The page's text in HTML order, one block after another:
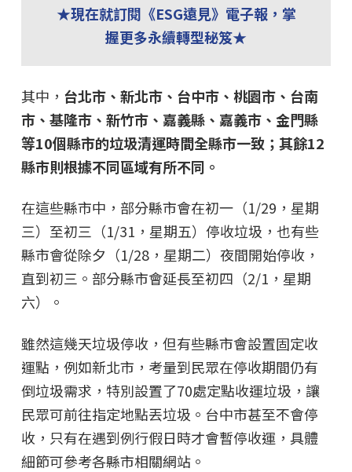
★現在就訂閱《ESG遠見》電子報，掌
握更多永續轉型秘笈★
其中， 台北市、新北市、台中市、桃園市、台南
市、基隆市、新竹市、嘉義縣、嘉義市、金門縣
等10個縣市的垃圾清運時間全縣市一致；其餘12
縣市則根據不同區域有所不同。
在這些縣市中，部分縣市會在初一（1/29，星期
三）至初三（1/31，星期五）停收垃圾，也有些
縣市會從除夕（1/28，星期二）夜間開始停收，
直到初三。部分縣市會延長至初四（2/1，星期
六）。
雖然這幾天垃圾停收，但有些縣市會設置固定收
運點，例如新北市，考量到民眾在停收期間仍有
倒垃圾需求，特別設置了70處定點收運垃圾，讓
民眾可前往指定地點丟垃圾。台中市甚至不會停
收，只有在遇到例行假日時才會暫停收運，具體
細節可參考各縣市相關網站。